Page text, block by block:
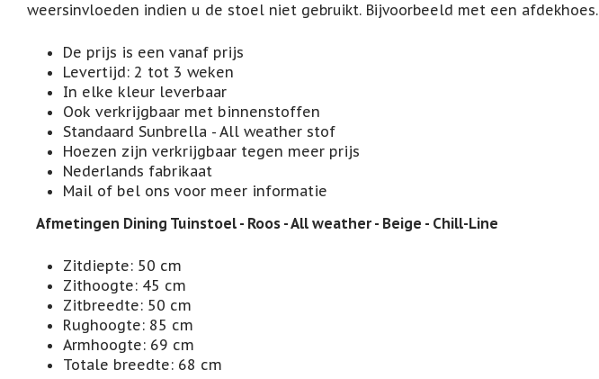
weersinvloeden indien u de stoel niet gebruikt. Bijvoorbeeld met een afdekhoes.
De prijs is een vanaf prijs
Levertijd: 2 tot 3 weken
In elke kleur leverbaar
Ook verkrijgbaar met binnenstoffen
Standaard Sunbrella - All weather stof
Hoezen zijn verkrijgbaar tegen meer prijs
Nederlands fabrikaat
Mail of bel ons voor meer informatie
Afmetingen Dining Tuinstoel - Roos - All weather - Beige - Chill-Line
Zitdiepte: 50 cm
Zithoogte: 45 cm
Zitbreedte: 50 cm
Rughoogte: 85 cm
Armhoogte: 69 cm
Totale breedte: 68 cm